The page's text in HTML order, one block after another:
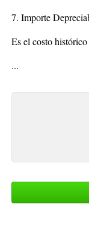
7. Importe
Es el costo
...